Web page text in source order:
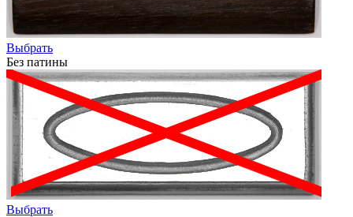
Выбрать
Без патины
Выбрать